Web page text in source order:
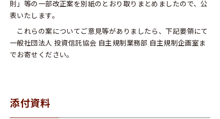
則」等の一部改正案を別紙のとおり取りまとめましたので、公
表いたします。
これらの案についてご意見等がありましたら、下記要領にて
一般社団法人 投資信託協会 自主規制業務部 自主規制企画室ま
でお寄せください。
添付資料